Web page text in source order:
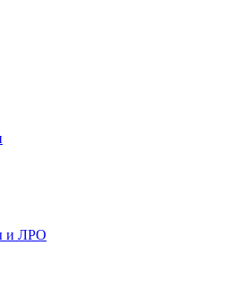
и ЛРО